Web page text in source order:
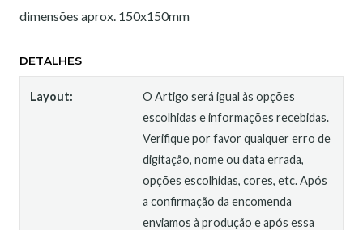
dimensões aprox. 150x150mm
DETALHES
Layout:
O Artigo será igual às opções
escolhidas e informações recebidas.
Verifique por favor qualquer erro de
digitação, nome ou data errada,
opções escolhidas, cores, etc. Após
a confirmação da encomenda
enviamos à produção e após essa